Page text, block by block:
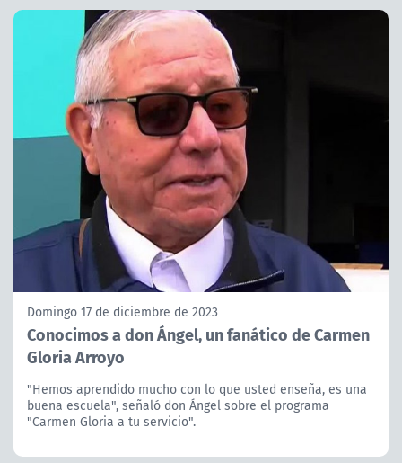
Domingo 17 de diciembre de 2023
Conocimos a don Ángel, un fanático de Carmen
Gloria Arroyo
"Hemos aprendido mucho con lo que usted enseña, es una
buena escuela", señaló don Ángel sobre el programa
"Carmen Gloria a tu servicio".